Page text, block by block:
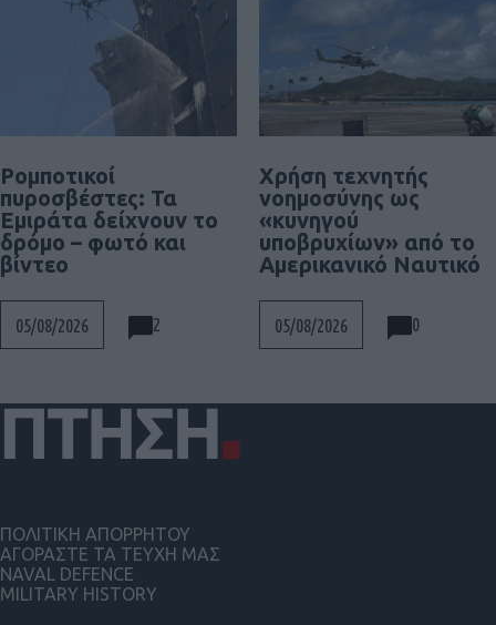
Ρομποτικοί
πυροσβέστες: Τα
Εμιράτα δείχνουν το
δρόμο – φωτό και
βίντεο
05/08/2026 2
Χρήση τεχνητής
νοημοσύνης ως
«κυνηγού
υποβρυχίων» από το
Αμερικανικό Ναυτικό
05/08/2026 0
ΠΟΛΙΤΙΚΗ ΑΠΟΡΡΗΤΟΥ
ΑΓΟΡΑΣΤΕ ΤΑ ΤΕΥΧΗ ΜΑΣ
NAVAL DEFENCE
MILITARY HISTORY